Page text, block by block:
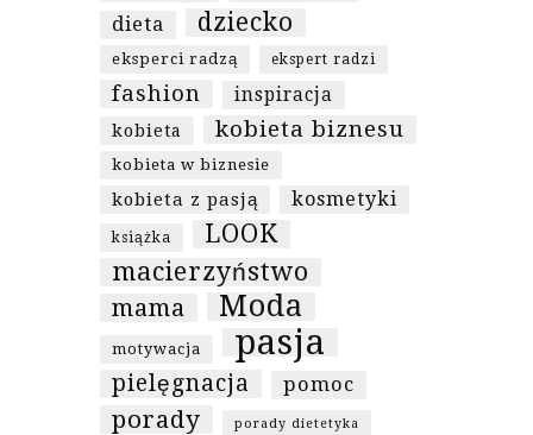
dieta dziecko
eksperci radzą ekspert radzi
fashion inspiracja
kobieta kobieta biznesu
kobieta w biznesie
kobieta z pasją kosmetyki
książka
LOOK
macierzyństwo
mama Moda
motywacja pasja
pielęgnacja pomoc
porady porady dietetyka